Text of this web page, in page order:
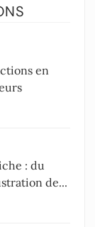
en
: du
de...